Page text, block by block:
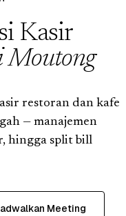
Kasir
Moutong
restoran dan kafe
— manajemen
hingga split bill
Meeting